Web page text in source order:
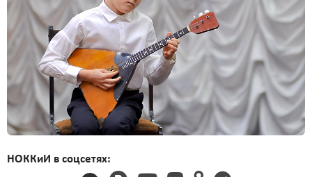
НОККиИ в соцсетях: